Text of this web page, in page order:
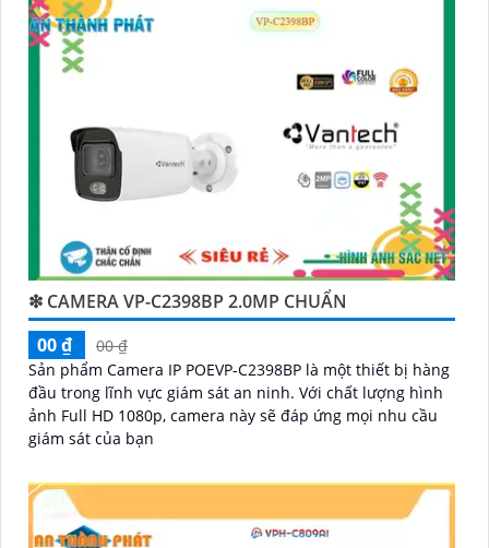
kỹ thuật chuyên nghiệp của Vantech sẽ giúp bạn lựa
chọn giải pháp camera phù hợp với nhu cầu và ngân
sách của bạn.
Nếu bạn đang tìm kiếm một giải pháp giám sát an
Camera Vantech Việt Nam là một lựa chọn hàng đầu
mà bạn có thể tin tưởng.
❇ CAMERA VP-C2398BP 2.0MP CHUẨN
00 ₫
00 ₫
Sản phẩm Camera IP POEVP-C2398BP là một thiết bị hàng
đầu trong lĩnh vực giám sát an ninh. Với chất lượng hình
ảnh Full HD 1080p, camera này sẽ đáp ứng mọi nhu cầu
giám sát của bạn